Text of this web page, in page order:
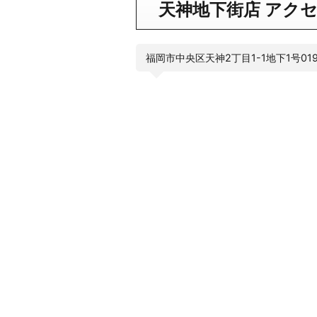
天神地下街店 アク
福岡市中央区天神2丁目1-1地下1号